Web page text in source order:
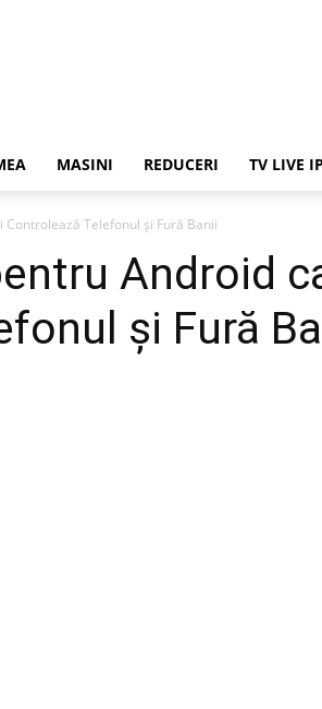
MASINI REDUCERI TV LIVE
Telefonul și Fură Banii
Android
și Fură